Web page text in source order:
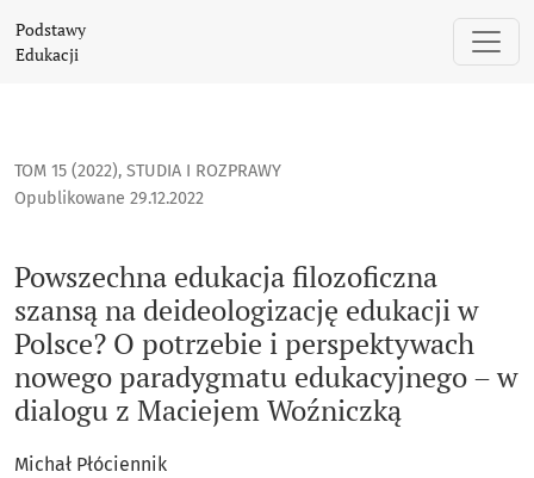
Powszechna edukacja filozoficzna szansą na
Podstawy
Edukacji
TOM 15 (2022), STUDIA I ROZPRAWY
Powszechna edukacja filozoficzna
szansą na deideologizację edukacji w
Polsce? O potrzebie i perspektywach
nowego paradygmatu edukacyjnego – w
dialogu z Maciejem Woźniczką
Opublikowane 29.12.2022
Michał Płóciennik